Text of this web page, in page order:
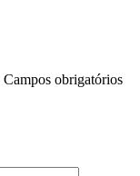
Campos obrigatórios